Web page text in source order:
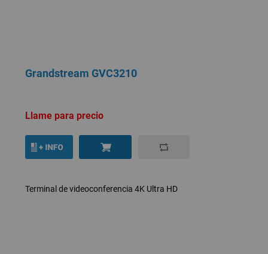
Grandstream GVC3210
Llame para precio
Terminal de videoconferencia 4K Ultra HD